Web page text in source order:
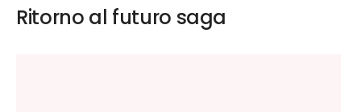
Ritorno al futuro saga